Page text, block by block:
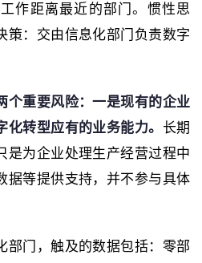
作距离最近的部门。惯性思
策：交由信息化部门负责数字
个重要风险：一是现有的企业
化转型应有的业务能力。 长期
是为企业处理生产经营过程中
据等提供支持，并不参与具体
部门，触及的数据包括：零部